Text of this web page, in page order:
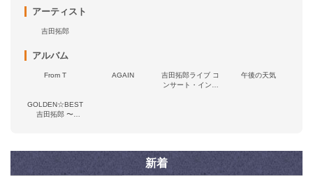
アーティスト
吉田拓郎
アルバム
From T AGAIN
吉田拓郎ライブ コ
ンサート・イン・
午後の天気
GOLDEN☆BEST
吉田拓郎 〜
新着